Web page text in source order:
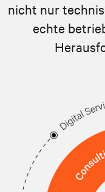
nicht nur
echte